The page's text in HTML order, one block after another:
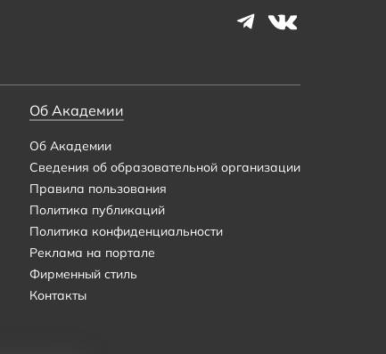
Об Академии
Об Академии
Сведения об образовательной организации
Правила пользования
Политика публикаций
Политика конфиденциальности
Реклама на портале
Фирменный стиль
Контакты